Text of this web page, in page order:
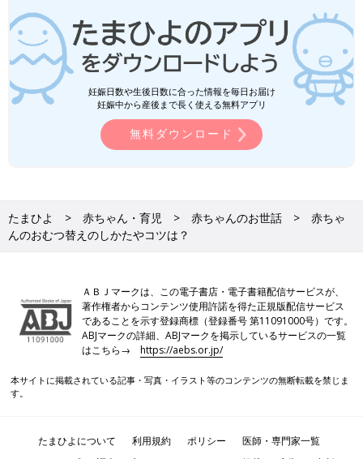
い、きれいなおしりを保ってあげられるといいですね。（文／ひ
よこクラブ編集部）
監修／横田俊一郎 先生
妊娠日数や生後日数に合った情報を毎日お届け
妊娠中から産後まで長く使える無料アプリ
無料ダウンロード
たまひよ 赤ちゃん・育児 赤ちゃんのお世話
赤ちゃ
んのおむつ替えのしかたやコツは？
ＡＢＪマークは、この電子書店・電子書籍配信サービスが、
著作権者からコンテンツ使用許諾を得た正規版配信サービス
であることを示す登録商標（登録番号 第11091000号）です。
ABJマークの詳細、ABJマークを掲示しているサービスの一覧
はこちら→https://aebs.or.jp/
本サイトに掲載されている記事・写真・イラスト等のコンテンツの無断転載を禁じま
す。
たまひよについて 利用規約 ポリシー
医師・専門家一覧